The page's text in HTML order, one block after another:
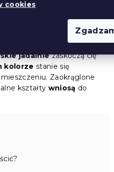
cookies.
atmosfera. Styl inspirowany
jadalniezaskoczą cię
kolorze stanie się
Zaokrąglone
kształty wniosą do